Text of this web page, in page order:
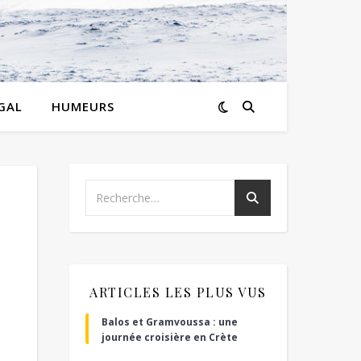
HUMEURS
ARTICLES LES PLUS VUS
Balos et Gramvoussa : une
journée croisière en Crète